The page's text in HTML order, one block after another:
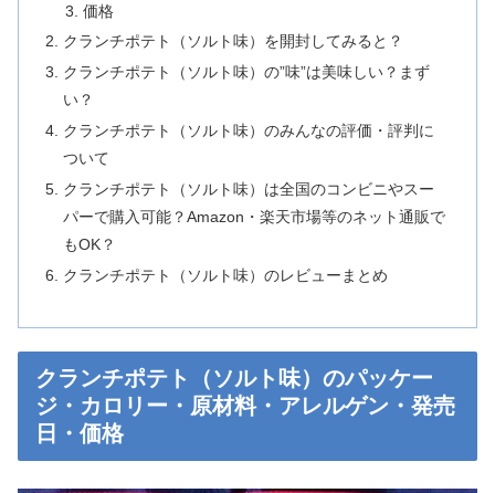
価格
クランチポテト（ソルト味）を開封してみると？
クランチポテト（ソルト味）の”味”は美味しい？まず
い？
クランチポテト（ソルト味）のみんなの評価・評判に
ついて
クランチポテト（ソルト味）は全国のコンビニやスー
パーで購入可能？Amazon・楽天市場等のネット通販で
もOK？
クランチポテト（ソルト味）のレビューまとめ
クランチポテト（ソルト味）のパッケー
ジ・カロリー・原材料・アレルゲン・発売
日・価格